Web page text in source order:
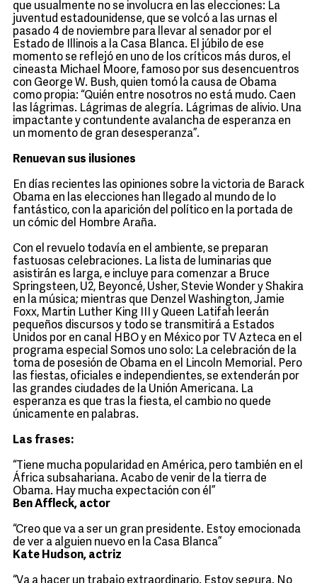
que usualmente no se involucra en las elecciones: La
juventud estadounidense, que se volcó a las urnas el
pasado 4 de noviembre para llevar al senador por el
Estado de Illinois a la Casa Blanca. El júbilo de ese
momento se reflejó en uno de los críticos más duros, el
cineasta Michael Moore, famoso por sus desencuentros
con George W. Bush, quien tomó la causa de Obama
como propia: “Quién entre nosotros no está mudo. Caen
las lágrimas. Lágrimas de alegría. Lágrimas de alivio. Una
impactante y contundente avalancha de esperanza en
un momento de gran desesperanza”.
Renuevan sus ilusiones
En días recientes las opiniones sobre la victoria de Barack
Obama en las elecciones han llegado al mundo de lo
fantástico, con la aparición del político en la portada de
un cómic del Hombre Araña.
Con el revuelo todavía en el ambiente, se preparan
fastuosas celebraciones. La lista de luminarias que
asistirán es larga, e incluye para comenzar a Bruce
Springsteen, U2, Beyoncé, Usher, Stevie Wonder y Shakira
en la música; mientras que Denzel Washington, Jamie
Foxx, Martin Luther King III y Queen Latifah leerán
pequeños discursos y todo se transmitirá a Estados
Unidos por en canal HBO y en México por TV Azteca en el
programa especial Somos uno solo: La celebración de la
toma de posesión de Obama en el Lincoln Memorial. Pero
las fiestas, oficiales e independientes, se extenderán por
las grandes ciudades de la Unión Americana. La
esperanza es que tras la fiesta, el cambio no quede
únicamente en palabras.
Las frases:
“Tiene mucha popularidad en América, pero también en el
África subsahariana. Acabo de venir de la tierra de
Obama. Hay mucha expectación con él”
Ben Affleck, actor
“Creo que va a ser un gran presidente. Estoy emocionada
de ver a alguien nuevo en la Casa Blanca”
Kate Hudson, actriz